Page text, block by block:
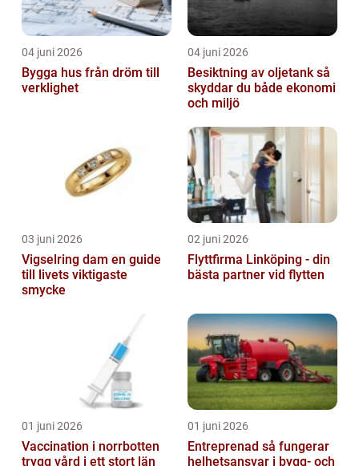
04 juni 2026
Bygga hus från dröm till
verklighet
04 juni 2026
Besiktning av oljetank så
skyddar du både ekonomi
och miljö
03 juni 2026
Vigselring dam en guide
till livets viktigaste
smycke
02 juni 2026
Flyttfirma Linköping - din
bästa partner vid flytten
01 juni 2026
Vaccination i norrbotten
trygg vård i ett stort län
01 juni 2026
Entreprenad så fungerar
helhetsansvar i bygg- och